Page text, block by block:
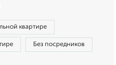
квартире
Без посредников